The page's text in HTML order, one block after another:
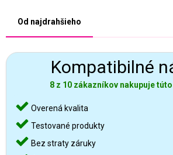
Od najdrahšieho
Kompatibilné
8 z 10 zákazníkov nakupuje
Overená kvalita
Testované produkty
Bez straty záruky